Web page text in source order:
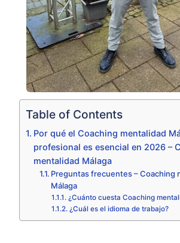
Table of Contents
Por qué el Coaching mentalidad
profesional es esencial en 2026 –
mentalidad Málaga
Preguntas frecuentes – Coaching
Málaga
¿Cuánto cuesta Coaching
¿Cuál es el idioma de trabajo?